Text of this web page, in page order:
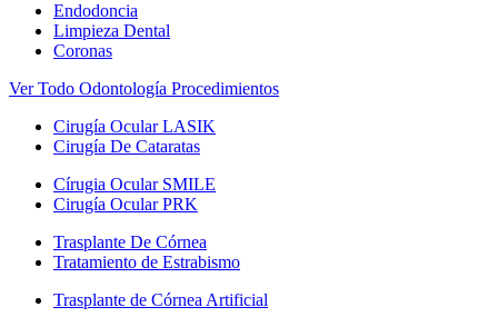
Endodoncia
Limpieza Dental
Coronas
Ver Todo Odontología Procedimientos
Cirugía Ocular LASIK
Cirugía De Cataratas
Círugia Ocular SMILE
Cirugía Ocular PRK
Trasplante De Córnea
Tratamiento de Estrabismo
Trasplante de Córnea Artificial